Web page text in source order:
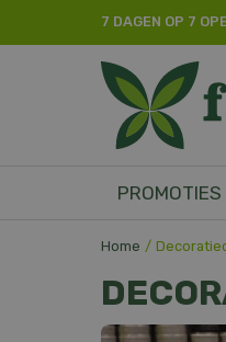
Home
7 DAGEN OP 7
PROMOTIES